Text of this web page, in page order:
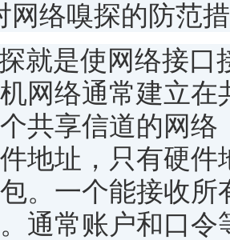
网络嗅探的防范
就是使网络接
网络通常建立在
共享信道的网
地址，只有硬
。一个能接收
通常账户和口